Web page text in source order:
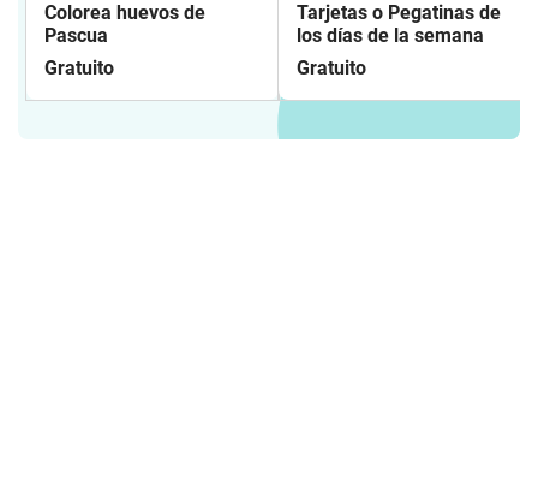
Colorea huevos de
Pascua
Gratuito
Tarjetas o Pegatinas de
los días de la semana
Gratuito